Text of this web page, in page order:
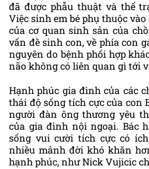
đã được phẫu thuật và thể
Việc sinh em bé phụ thuộc
của cơ quan sinh sản của
vấn đề sinh con, về phía con
nguyên do bệnh phối hợp
não không có liên quan gì tới
Hạnh phúc gia đình của các
thái độ sống tích cực của con
người đàn ông thương yêu
của gia đình nội ngoại. Bác
sống vui cười tích cực có
nhiều mảnh đời khó khăn
hạnh phúc, như Nick Vujicic